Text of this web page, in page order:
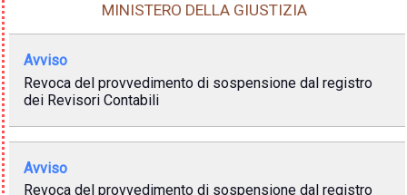
MINISTERO DELLA GIUSTIZIA
Avviso
Revoca del provvedimento di sospensione dal registro
dei Revisori Contabili
Avviso
Revoca del provvedimento di sospensione dal registro